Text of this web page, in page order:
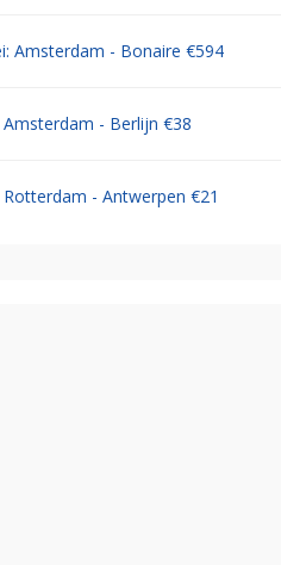
Amsterdam - Bonaire €594
Amsterdam - Berlijn €38
Rotterdam - Antwerpen €21